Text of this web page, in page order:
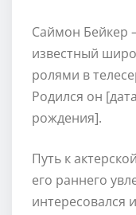
Саймон Бейкер
известный
ролями в
Родился он
рождения].
Путь к
его раннего
интересовался